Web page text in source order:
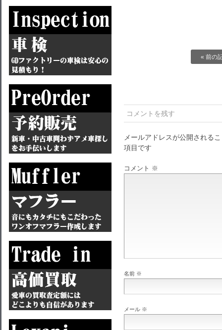
« 前の
コメントを残す
メールアドレスが公開される
項目です
コメント ※
名前 ※
メール ※